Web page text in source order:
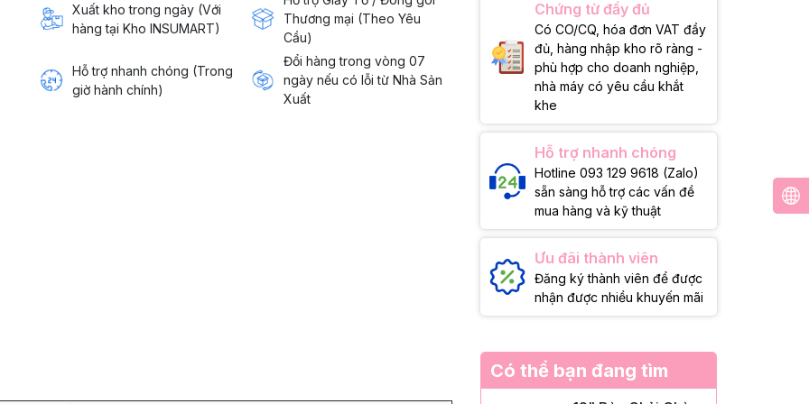
Xuất kho trong ngày (Với
hàng tại Kho INSUMART)
Thương mại (Theo Yêu
Cầu)
Hỗ trợ nhanh chóng (Trong
giờ hành chính)
Đổi hàng trong vòng 07
ngày nếu có lỗi từ Nhà Sản
Xuất
Chứng từ đầy đủ
Có CO/CQ, hóa đơn VAT đầy
đủ, hàng nhập kho rõ ràng -
phù hợp cho doanh nghiệp,
nhà máy có yêu cầu khắt
khe
Hỗ trợ nhanh chóng
Hotline 093 129 9618 (Zalo)
sẵn sàng hỗ trợ các vấn đề
mua hàng và kỹ thuật
Ưu đãi thành viên
Đăng ký thành viên để được
nhận được nhiều khuyến mãi
Có thể bạn đang tìm